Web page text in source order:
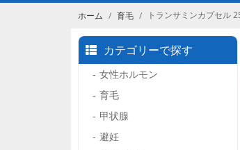
ホーム 育毛 トランサミンカプセル
カテゴリーで探す
女性ホルモン
育毛
甲状腺
避妊